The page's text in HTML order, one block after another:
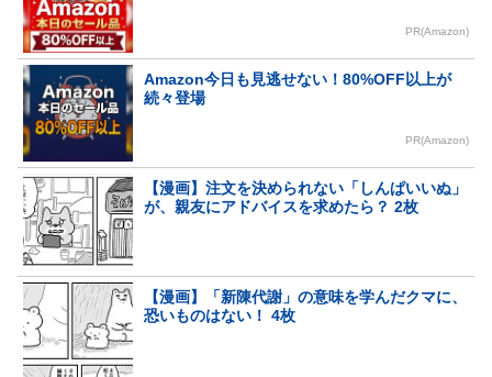
PR(Amazon)
Amazon今日も見逃せない！80%OFF以上が
続々登場
PR(Amazon)
【漫画】注文を決められない「しんぱいいぬ」
が、親友にアドバイスを求めたら？ 2枚
【漫画】「新陳代謝」の意味を学んだクマに、
恐いものはない！ 4枚